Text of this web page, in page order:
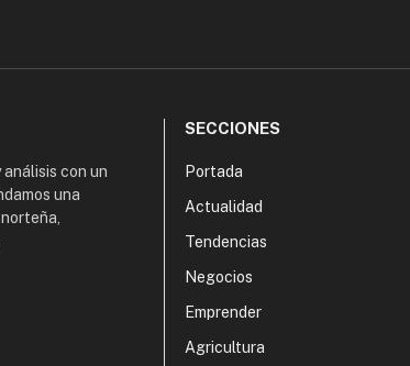
con un
una
SECCIONES
Portada
Actualidad
Tendencias
Negocios
Emprender
Agricultura